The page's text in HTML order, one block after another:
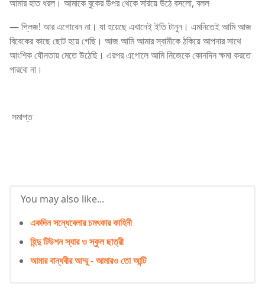
আমার হাত ধরল। আমাকে বুকের উপর থেকে সরিয়ে উঠে বসলো, বলল
— প্লিজ! আর এগোবেন না। যা হয়েছে এখানেই ইতি টানুন। এমনিতেই আমি আজ
বিবেকের কাছে ছোট হয়ে গেছি। আজ আমি আমার স্বামীকে ঠকিয়ে আপনার সাথে
আংশিক যৌনতায় মেতে উঠেছি। এরপর এগোলে আমি নিজেকে কোনদিন ক্ষমা করতে
পারবো না।
সমাপ্ত
You may also like...
একদিন সন্ধেবেলার চমৎকার কাহিনী
হিন্দু টিউশন স্যার ও স্কুল ছাত্রী
আমার বান্ধবীর আম্মু - আমারও তো আন্টি